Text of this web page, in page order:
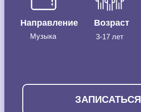
Направление
Музыка
Возраст
3-17 лет
ЗАПИСАТЬСЯ